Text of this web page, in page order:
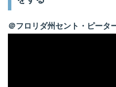
＠フロリダ州セント・ピータ